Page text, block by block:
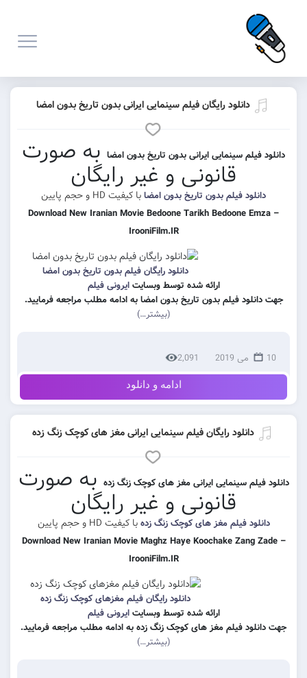
رایگان فیلم سینمایی ایرانی بدون تاریخ بدون امضا
سینمایی ایرانی بدون تاریخ بدون امضا به صورت
قانونی و غیر رایگان
فیلم بدون تاریخ بدون امضا با کیفیت HD و حجم پایین
Download New Iranian Movie Bedoone Tarikh
دانلود رایگان فیلم بدون تاریخ بدون امضا
ارائه شده توسط وبسایتایرونی فیلم
فیلم بدون تاریخ بدون امضا به ادامه مطلب مراجعه فرمایید.
2,091
رایگان فیلم سینمایی ایرانی مغز های کوچک زنگ زده
سینمایی ایرانی مغز های کوچک زنگ زدهبه صورت
قانونی و غیر رایگان
فیلم مغز های کوچک زنگ زدهبا کیفیت HD و حجم پایین
Download New Iranian Movie Maghz Haye Koochake
دانلود رایگان فیلم مغزهای کوچک زنگ زده
ارائه شده توسط وبسایتایرونی فیلم
فیلم مغز های کوچک زنگ زده به ادامه مطلب مراجعه فرمایید.